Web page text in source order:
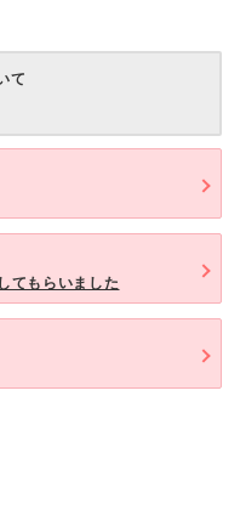
て
てもらいました